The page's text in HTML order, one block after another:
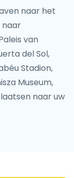
naar het
naar
van
del Sol,
Stadion,
Museum,
naar uw